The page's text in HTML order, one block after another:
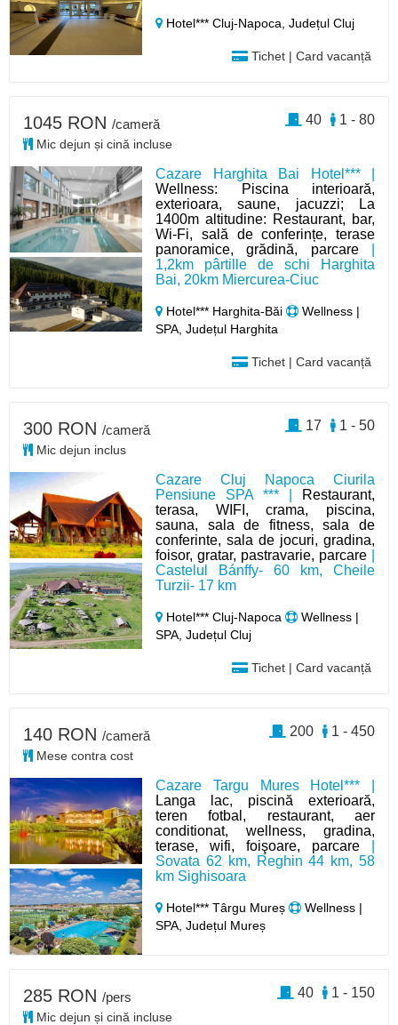
Hotel*** Cluj-Napoca,Județul Cluj
Tichet | Card vacanță
Cazare Harghita Bai Hotel*** |
Wellness: Piscina interioară,
exterioara, saune, jacuzzi; La
1400m altitudine: Restaurant, bar,
Wi-Fi, sală de conferințe, terase
panoramice, grădină, parcare|
1,2km pârtille de schi Harghita
Bai, 20km Miercurea-Ciuc
Hotel*** Harghita-Băi
Wellness |
SPA, Județul Harghita
Tichet | Card vacanță
1045 RON /cameră
Mic dejun și cină incluse
1 - 80
40
Cazare Cluj Napoca Ciurila
Pensiune SPA *** |
Restaurant,
terasa, WIFI, crama, piscina,
sauna, sala de fitness, sala de
conferinte, sala de jocuri, gradina,
foisor, gratar, pastravarie, parcare
Castelul Bánffy- 60 km, Cheile
Turzii- 17 km
Hotel*** Cluj-Napoca
Wellness |
SPA, Județul Cluj
Tichet | Card vacanță
300 RON /cameră
Mic dejun inclus
1 - 50
17
Cazare Targu Mures Hotel*** |
Langa lac, piscină exterioară,
teren fotbal, restaurant, aer
conditionat, wellness, gradina,
terase, wifi, foişoare, parcare
Sovata 62 km, Reghin 44 km, 58
km Sighisoara
Hotel*** Târgu Mureș
Wellness |
SPA, Județul Mureș
140 RON /cameră
Mese contra cost
1 - 450
200
285 RON /pers
Mic dejun și cină incluse
1 - 150
40